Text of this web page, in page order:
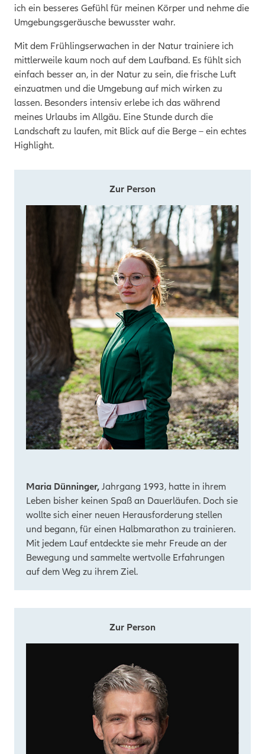
Zur Person
Maria Dünninger, Jahrgang 1993, hatte in ihrem
Leben bisher keinen Spaß an Dauerläufen. Doch sie
wollte sich einer neuen Herausforderung stellen
und begann, für einen Halbmarathon zu trainieren.
Mit jedem Lauf entdeckte sie mehr Freude an der
Bewegung und sammelte wertvolle Erfahrungen
auf dem Weg zu ihrem Ziel.
Zur Person
ich ein besseres Gefühl für meinen Körper und nehme die
Umgebungsgeräusche bewusster wahr.
Mit dem Frühlingserwachen in der Natur trainiere ich
mittlerweile kaum noch auf dem Laufband. Es fühlt sich
einfach besser an, in der Natur zu sein, die frische Luft
einzuatmen und die Umgebung auf mich wirken zu
lassen. Besonders intensiv erlebe ich das während
meines Urlaubs im Allgäu. Eine Stunde durch die
Landschaft zu laufen, mit Blick auf die Berge – ein echtes
Highlight.